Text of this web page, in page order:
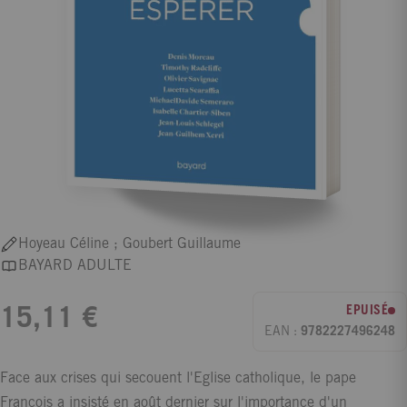
Hoyeau Céline ; Goubert Guillaume
BAYARD ADULTE
15,11 €
EPUISÉ
EAN : 9782227496248
Face aux crises qui secouent l'Eglise catholique, le pape
François a insisté en août dernier sur l'importance d'un